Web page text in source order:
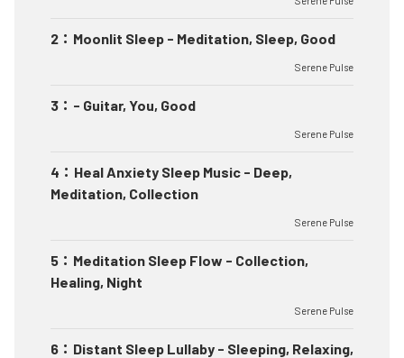
2 ： Moonlit Sleep - Meditation, Sleep, Good
Serene Pulse
3 ： - Guitar, You, Good
Serene Pulse
4 ： Heal Anxiety Sleep Music - Deep,
Meditation, Collection
Serene Pulse
5 ： Meditation Sleep Flow - Collection,
Healing, Night
Serene Pulse
6 ： Distant Sleep Lullaby - Sleeping, Relaxing,